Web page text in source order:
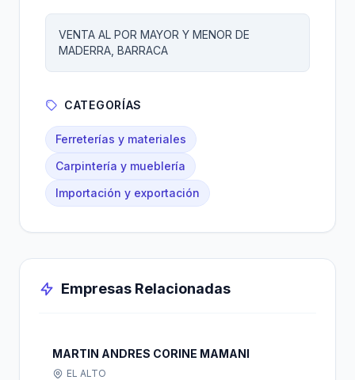
VENTA AL POR MAYOR Y MENOR DE
MADERRA, BARRACA
CATEGORÍAS
Ferreterías y materiales
Carpintería y mueblería
Importación y exportación
Empresas Relacionadas
MARTIN ANDRES CORINE MAMANI
EL ALTO